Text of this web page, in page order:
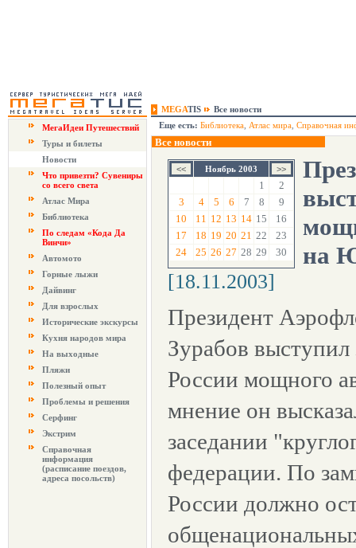
MEGATIS
Все новости
МегаИдеи Путешествий
Туры и билеты
Новости
Что привезти? Сувениры
со всего света
Атлас Мира
Библиотека
По следам «Кода Да
Винчи»
Автомото
Горные лыжи
Дайвинг
Для взрослых
Исторические экскурсы
Кухня народов мира
На выходные
Пляжи
Полезный опыт
Проблемы и решения
Серфинг
Экстрим
Справочная
информация
(расписание поездов,
адреса посольств)
Еще есть: Библиотека Атлас мира Справочная
Все новости
Ноябрь 2003
1
2
3
4 5 6 7 8
9
10
11 12 13 14 15
16
17
18 19 20 21 22
23
24
25 26 27 28 29 30
на
[18.11.2003]
Президент
Зурабов
России мощного
мнение он
заседании
федерации. По
России должно